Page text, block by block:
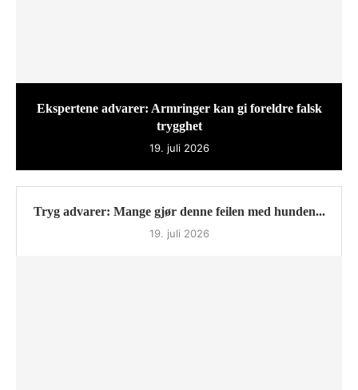
Ekspertene advarer: Armringer kan gi foreldre falsk
trygghet
19. juli 2026
Tryg advarer: Mange gjør denne feilen med hunden...
19. juli 2026